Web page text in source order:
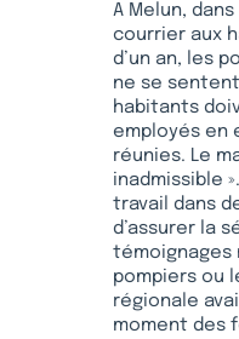
A Melun,
courrier aux
d’un an, les
ne se
habitants
employés en
réunies. Le
inadmissible
travail dans
d’assurer la
témoignages
pompiers ou
régionale
moment des